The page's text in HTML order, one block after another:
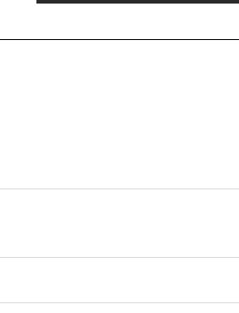
© Adagp, Paris
Image reference : 4R01003 [2000 CX 0436]